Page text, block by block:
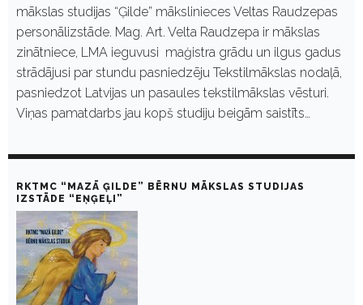
mākslas studijas “Ģilde” mākslinieces Veltas Raudzepas
personālizstāde. Mag. Art. Velta Raudzepa ir mākslas
zinātniece, LMA ieguvusi maģistra grādu un ilgus gadus
strādājusi par stundu pasniedzēju Tekstilmākslas nodaļā,
pasniedzot Latvijas un pasaules tekstilmākslas vēsturi.
Viņas pamatdarbs jau kopš studiju beigām saistīts…
RKTMC “MAZĀ ĢILDE” BĒRNU MĀKSLAS STUDIJAS
IZSTĀDE “EŅĢEĻI”